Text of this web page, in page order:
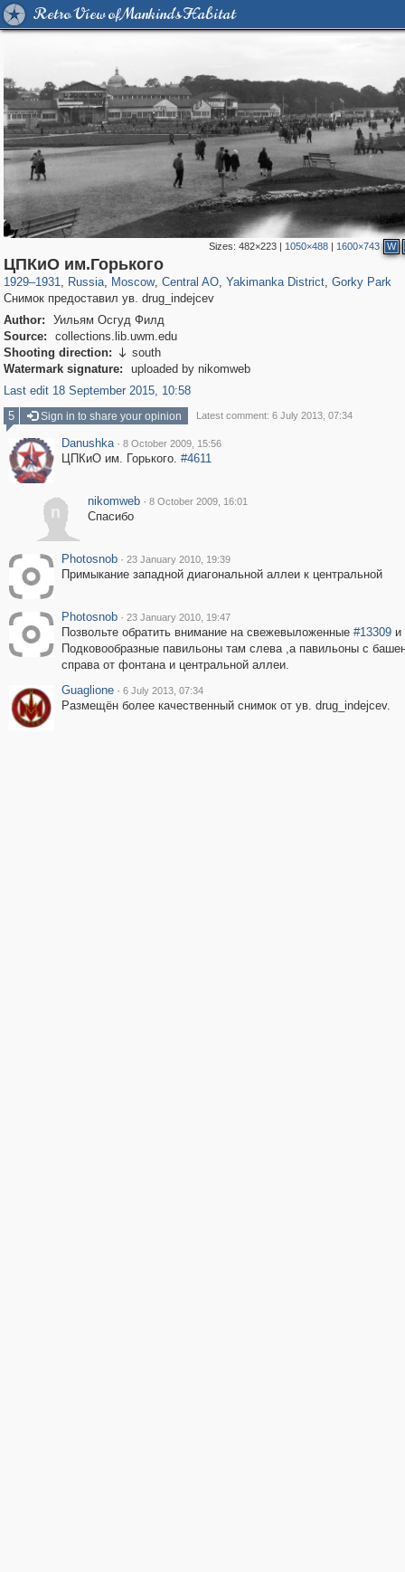
Retro View of Mankind's Habitat
Sizes:482×223 | 1050×488 | 1600×743 W
ЦПКиО им.Горького
1929–1931, Russia
1,406,506 29,243
, Moscow
319,780 8,286
, Central AO
159,978
, Yakimanka District, Gorky Park
Снимок предоставил ув. drug_indejcev
Author:
Уильям Осгуд Филд
Source:
collections.lib.uwm.edu
Shooting direction:  south
Watermark signature:
uploaded by nikomweb
Last edit 18 September 2015, 10:58
5
Sign in to share your opinion Latest comment: 6 July 2013, 07:34
Danushka · 8 October 2009, 15:56
ЦПКиО им. Горького. #4611
n
nikomweb · 8 October 2009, 16:01
Спасибо
Photosnob · 23 January 2010, 19:39
Примыкание западной диагональной аллеи к центральной
Photosnob · 23 January 2010, 19:47
Позвольте обратить внимание на свежевыложенные #13309и
Подковообразные павильоны там слева ,а павильоны с
справа от фонтана и центральной аллеи.
Guaglione · 6 July 2013, 07:34
Размещён более качественный снимок от ув. drug_indejcev.